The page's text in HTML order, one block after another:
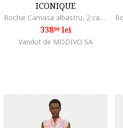
ICONIQUE
Rochie Camasa albastru, 2 caracteristici reprezentative,
33899lei
Vandut de MODIVO SA